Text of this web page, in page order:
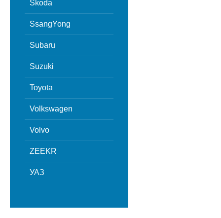
Skoda
SsangYong
Subaru
Suzuki
Toyota
Volkswagen
Volvo
ZEEKR
УАЗ